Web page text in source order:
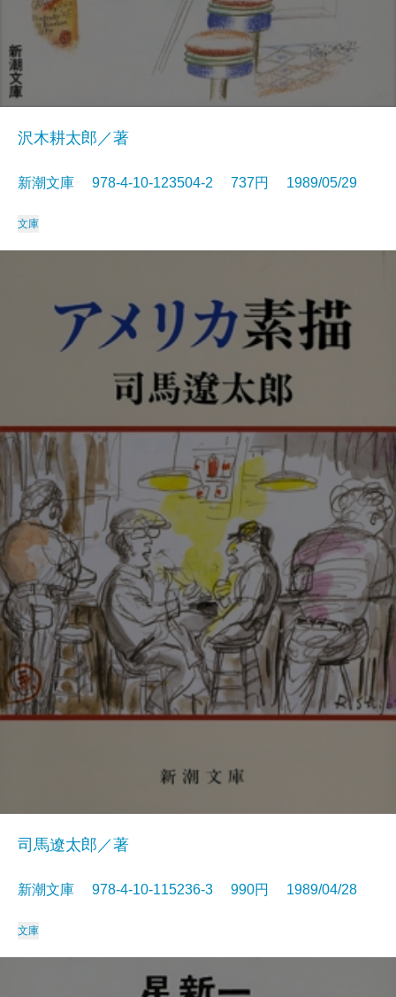
沢木耕太郎／著
新潮文庫 978-4-10-123504-2 737円 1989/05/29
文庫
司馬遼太郎／著
新潮文庫 978-4-10-115236-3 990円 1989/04/28
文庫